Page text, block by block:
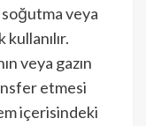
soğutma veya
veya gazın
etmesi
içerisindeki